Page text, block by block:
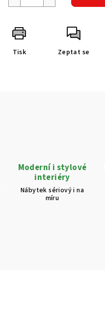
Tisk Zeptat se
Moderní i stylové
interiéry
Nábytek sériový i na
míru